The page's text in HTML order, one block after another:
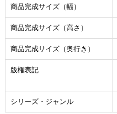
商品完成サイズ（幅）
商品完成サイズ（高さ）
商品完成サイズ（奥行き）
版権表記
シリーズ・ジャンル